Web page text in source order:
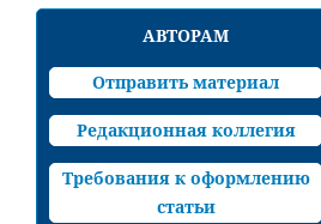
АВТОРАМ
Отправить материал
Редакционная коллегия
Требования к оформлению
статьи